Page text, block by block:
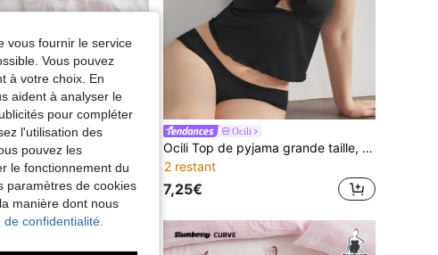
Slumberry CURVE Ocili
Ocili Top de pyjama grande taille, doux, extensible et confortable pour les loisirs, saison des fêtes
2 restant
7,25€
vous fournir le service
Vous pouvez
à votre choix. En
aident à analyser le
pour compléter
l'utilisation des
pouvez les
le fonctionnement du
paramètres de cookies
manière dont nous
confidentialité.